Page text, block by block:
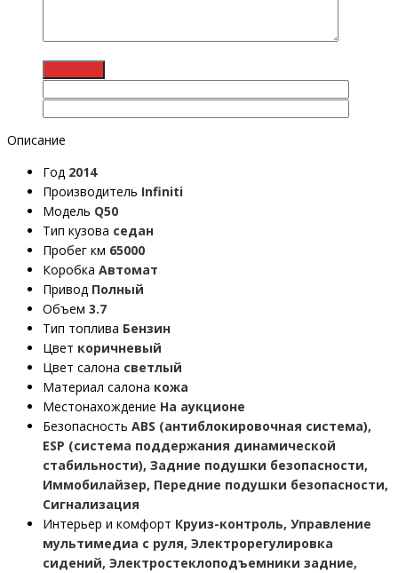
Описание
Год 2014
Производитель Infiniti
Модель Q50
Тип кузова седан
Пробег км 65000
Коробка Автомат
Привод Полный
Объем 3.7
Тип топлива Бензин
Цвет коричневый
Цвет салона светлый
Материал салона кожа
Местонахождение На аукционе
Безопасность ABS (антиблокировочная система),
ESP (система поддержания динамической
стабильности), Задние подушки безопасности,
Иммобилайзер, Передние подушки безопасности,
Сигнализация
Интерьер и комфорт Круиз-контроль, Управление
мультимедиа с руля, Электрорегулировка
сидений, Электростеклоподъемники задние,